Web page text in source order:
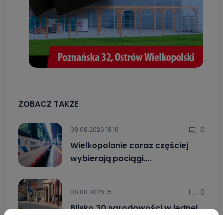
ZOBACZ TAKŻE
08.08.2026 18:16 0
Wielkopolanie coraz częściej
wybierają pociągi.…
08.08.2026 15:11 0
Blisko 30 narodowości w jednej…